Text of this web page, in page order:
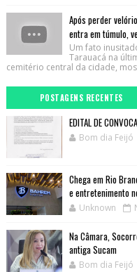
Após perder
entra em túmulo,
Um fato
Tarauacá na
cemitério central da cidade,
POSTAGENS RECENTES
EDITAL DE
Bom dia Feijó
Chega em Rio
e entretenimento
Unknown
Na Câmara,
antiga Sucam
Bom dia Feijó